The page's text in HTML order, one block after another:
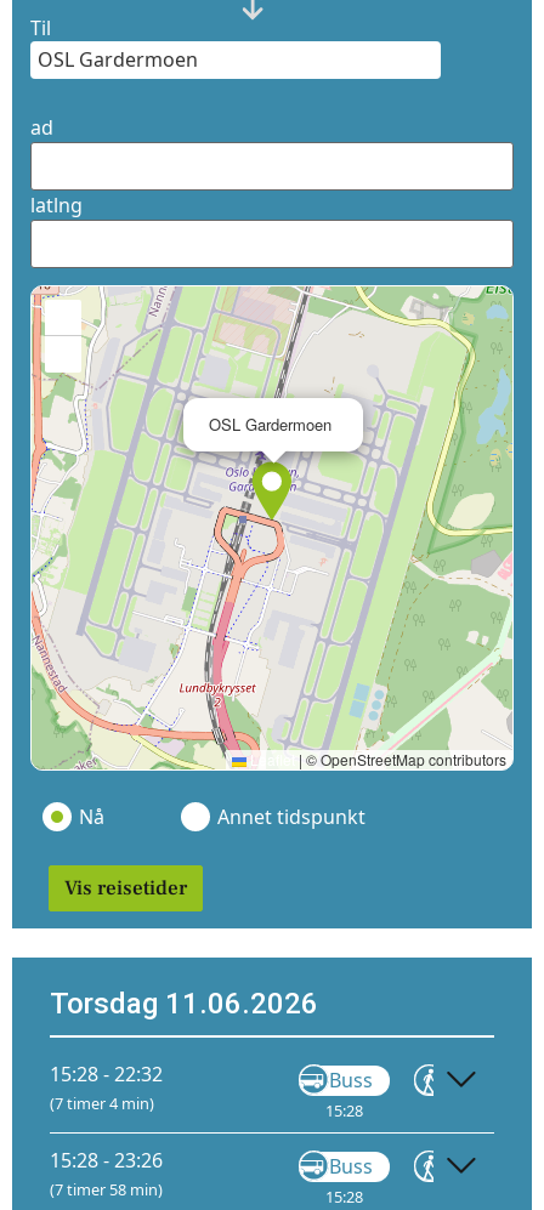
Til
ad
latlng
OSL Gardermoen
Leaflet | © OpenStreetMap contributors
Nå Annet tidspunkt
Vis reisetider
Torsdag 11.06.2026
15:28 - 22:32
(7 timer 4 min)
Buss
15:28
Gå
15:28 - 23:26
(7 timer 58 min)
Buss
15:28
Gå